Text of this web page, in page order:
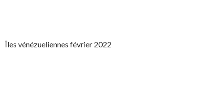
Îles vénézueliennes février 2022